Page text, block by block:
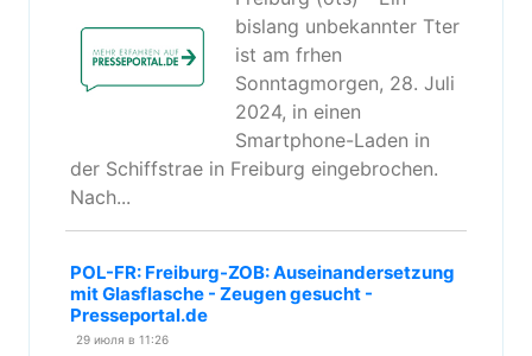
bislang unbekannter Tter
ist am frhen
Sonntagmorgen, 28. Juli
2024, in einen
Smartphone-Laden in
der Schiffstrae in Freiburg eingebrochen.
Nach...
POL-FR: Freiburg-ZOB: Auseinandersetzung
mit Glasflasche - Zeugen gesucht -
Presseportal.de
29 июля в 11:26